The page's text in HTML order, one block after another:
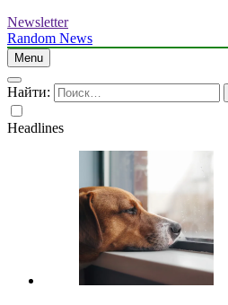
Newsletter
Random News
Menu
Найти:
Headlines